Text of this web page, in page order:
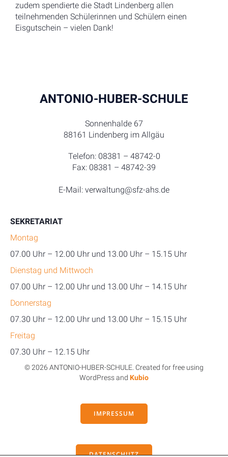
zudem spendierte die Stadt Lindenberg allen
teilnehmenden Schülerinnen und Schülern einen
Eisgutschein – vielen Dank!
ANTONIO-HUBER-SCHULE
Sonnenhalde 67
88161 Lindenberg im Allgäu
Telefon: 08381 – 48742-0
Fax: 08381 – 48742-39
E-Mail: verwaltung@sfz-ahs.de
SEKRETARIAT
Montag
07.00 Uhr – 12.00 Uhr und 13.00 Uhr – 15.15 Uhr
Dienstag und Mittwoch
07.00 Uhr – 12.00 Uhr und 13.00 Uhr – 14.15 Uhr
Donnerstag
07.30 Uhr – 12.00 Uhr und 13.00 Uhr – 15.15 Uhr
Freitag
07.30 Uhr – 12.15 Uhr
© 2026 ANTONIO-HUBER-SCHULE. Created for free using
WordPress and Kubio
IMPRESSUM
DATENSCHUTZ